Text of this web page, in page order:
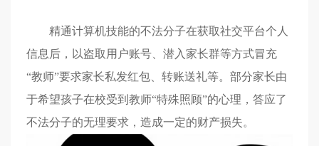
精通计算机技能的不法分子在获取社交平台个人
信息后，以盗取用户账号、潜入家长群等方式冒充
“教师”要求家长私发红包、转账送礼等。部分家长由
于希望孩子在校受到教师“特殊照顾”的心理，答应了
不法分子的无理要求，造成一定的财产损失。